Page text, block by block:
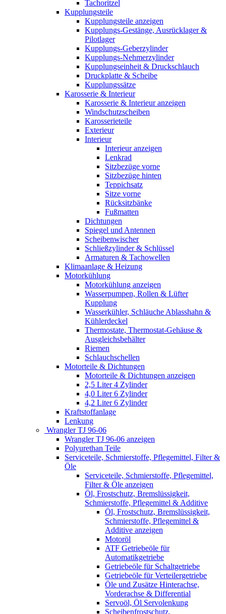
Tachoritzel
Kupplungsteile
Kupplungsteile anzeigen
Kupplungs-Gestänge, Ausrücklager &
Pilotlager
Kupplungs-Geberzylinder
Kupplungs-Nehmerzylinder
Kupplungseinheit & Druckschlauch
Druckplatte & Scheibe
Kupplungssätze
Karosserie & Interieur
Karosserie & Interieur anzeigen
Windschutzscheiben
Karosserieteile
Exterieur
Interieur
Interieur anzeigen
Lenkrad
Sitzbezüge vorne
Sitzbezüge hinten
Teppichsatz
Sitze vorne
Rücksitzbänke
Fußmatten
Dichtungen
Spiegel und Antennen
Scheibenwischer
Schließzylinder & Schlüssel
Armaturen & Tachowellen
Klimaanlage & Heizung
Motorkühlung
Motorkühlung anzeigen
Wasserpumpen, Rollen & Lüfter
Kupplung
Wasserkühler, Schläuche Ablasshahn &
Kühlerdeckel
Thermostate, Thermostat-Gehäuse &
Ausgleichsbehälter
Riemen
Schlauchschellen
Motorteile & Dichtungen
Motorteile & Dichtungen anzeigen
2,5 Liter 4 Zylinder
4,0 Liter 6 Zylinder
4,2 Liter 6 Zylinder
Kraftstoffanlage
Lenkung
Wrangler TJ 96-06
Wrangler TJ 96-06 anzeigen
Polyurethan Teile
Serviceteile, Schmierstoffe, Pflegemittel, Filter &
Öle
Serviceteile, Schmierstoffe, Pflegemittel,
Filter & Öle anzeigen
Öl, Frostschutz, Bremslüssigkeit,
Schmierstoffe, Pflegemittel & Additive
Öl, Frostschutz, Bremslüssigkeit,
Schmierstoffe, Pflegemittel &
Additive anzeigen
Motoröl
ATF Getriebeöle für
Automatikgetriebe
Getriebeöle für Schaltgetriebe
Getriebeöle für Verteilergetriebe
Öle und Zusätze Hinterachse,
Vorderachse & Differential
Servoöl, Öl Servolenkung
Scheibenfrostschutz,